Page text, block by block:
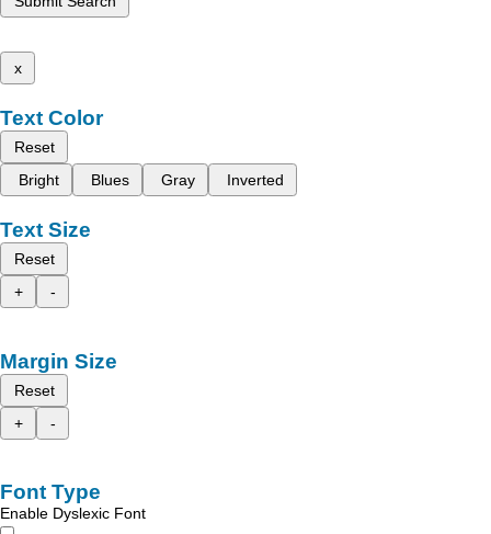
x
Text Color
Reset
Bright
Blues Gray Inverted
Text Size
Reset
+
-
Margin Size
Reset
+
-
Font Type
Enable Dyslexic Font